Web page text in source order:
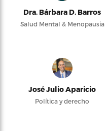
Dra. Bárbara D. Barros
Salud Mental & Menopausia
José Julio Aparicio
Política y derecho